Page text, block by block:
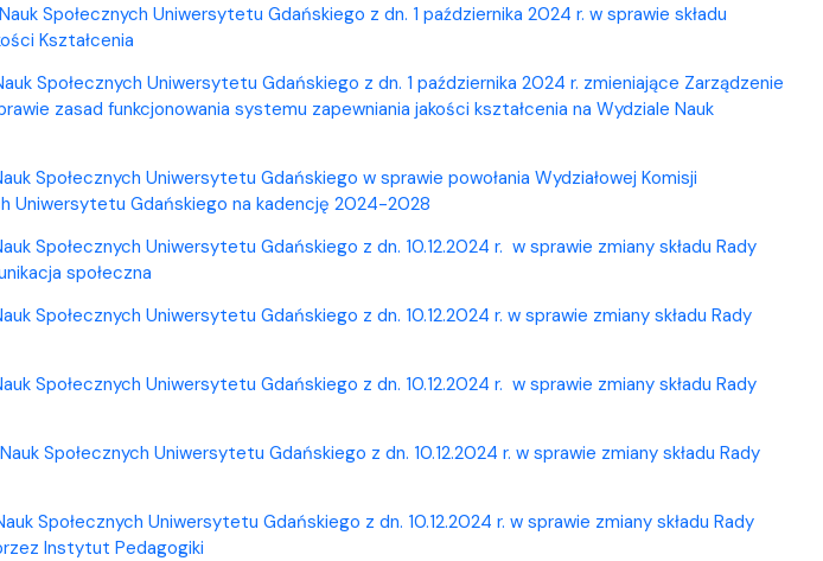
Społecznych Uniwersytetu Gdańskiego z dn. 1 października 2024 r. w sprawie składu
Kształcenia
Społecznych Uniwersytetu Gdańskiego z dn. 1 października 2024 r. zmieniające Zarządzenie
zasad funkcjonowania systemu zapewniania jakości kształcenia na Wydziale Nauk
Społecznych Uniwersytetu Gdańskiego w sprawie powołania Wydziałowej Komisji
Uniwersytetu Gdańskiego na kadencję 2024-2028
Społecznych Uniwersytetu Gdańskiego z dn. 10.12.2024 r. w sprawie zmiany składu Rady
społeczna
Społecznych Uniwersytetu Gdańskiego z dn. 10.12.2024 r. w sprawie zmiany składu Rady
Społecznych Uniwersytetu Gdańskiego z dn. 10.12.2024 r. w sprawie zmiany składu Rady
Społecznych Uniwersytetu Gdańskiego z dn. 10.12.2024 r. w sprawie zmiany składu Rady
Społecznych Uniwersytetu Gdańskiego z dn. 10.12.2024 r. w sprawie zmiany składu Rady
Instytut Pedagogiki